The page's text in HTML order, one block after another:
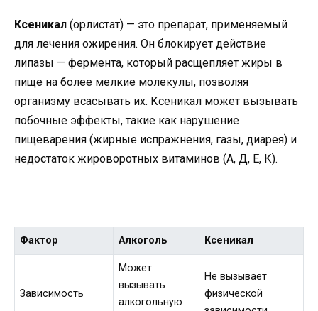
Ксеникал (орлистат) — это препарат, применяемый
для лечения ожирения. Он блокирует действие
липазы — фермента, который расщепляет жиры в
пище на более мелкие молекулы, позволяя
организму всасывать их. Ксеникал может вызывать
побочные эффекты, такие как нарушение
пищеварения (жирные испражнения, газы, диарея) и
недостаток жироворотных витаминов (А, Д, Е, К).
Фактор Алкоголь Ксеникал
Зависимость
Может
вызывать
алкогольную
Не вызывает
физической